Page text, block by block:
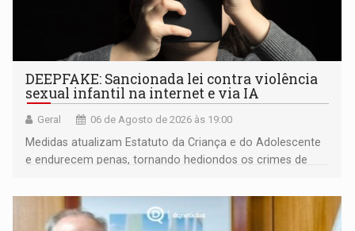
DEEPFAKE: Sancionada lei contra violência
sexual infantil na internet e via IA
Geral 06 de Agosto de 2026 às 19:00
Medidas atualizam Estatuto da Criança e do Adolescente
e endurecem penas, tornando hediondos os crimes de